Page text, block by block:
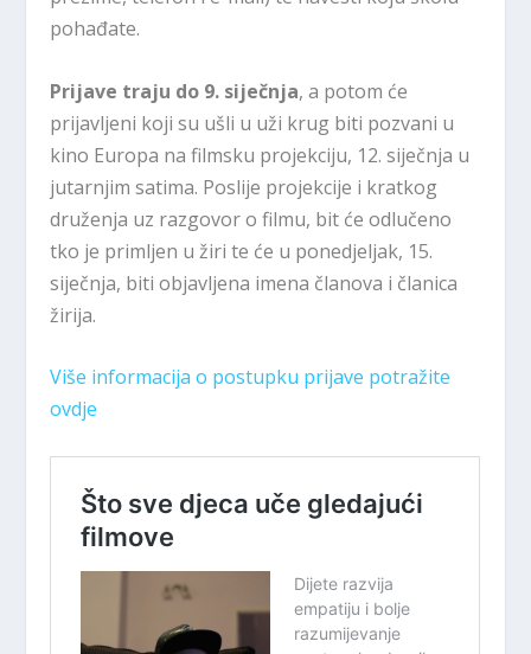
pohađate.
Prijave traju do 9. siječnja, a potom će
prijavljeni koji su ušli u uži krug biti pozvani u
kino Europa nafilmsku projekciju, 12. siječnja u
jutarnjim satima. Poslije projekcije i kratkog
druženja uz razgovor o filmu, bit će odlučeno
tko je primljen u žiri te će u ponedjeljak, 15.
siječnja, biti objavljena imena članova i članica
žirija.
Više informacija o postupku prijave potražite
ovdje